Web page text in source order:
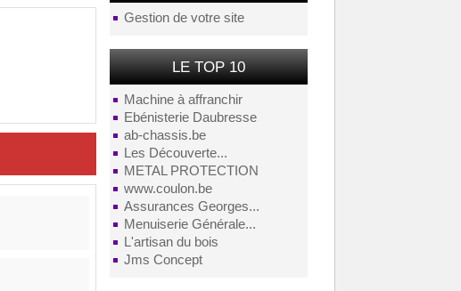
Gestion de votre site
LE TOP 10
Machine à affranchir
Ebénisterie Daubresse
ab-chassis.be
Les Découverte...
METAL PROTECTION
www.coulon.be
Assurances Georges...
Menuiserie Générale...
L'artisan du bois
Jms Concept